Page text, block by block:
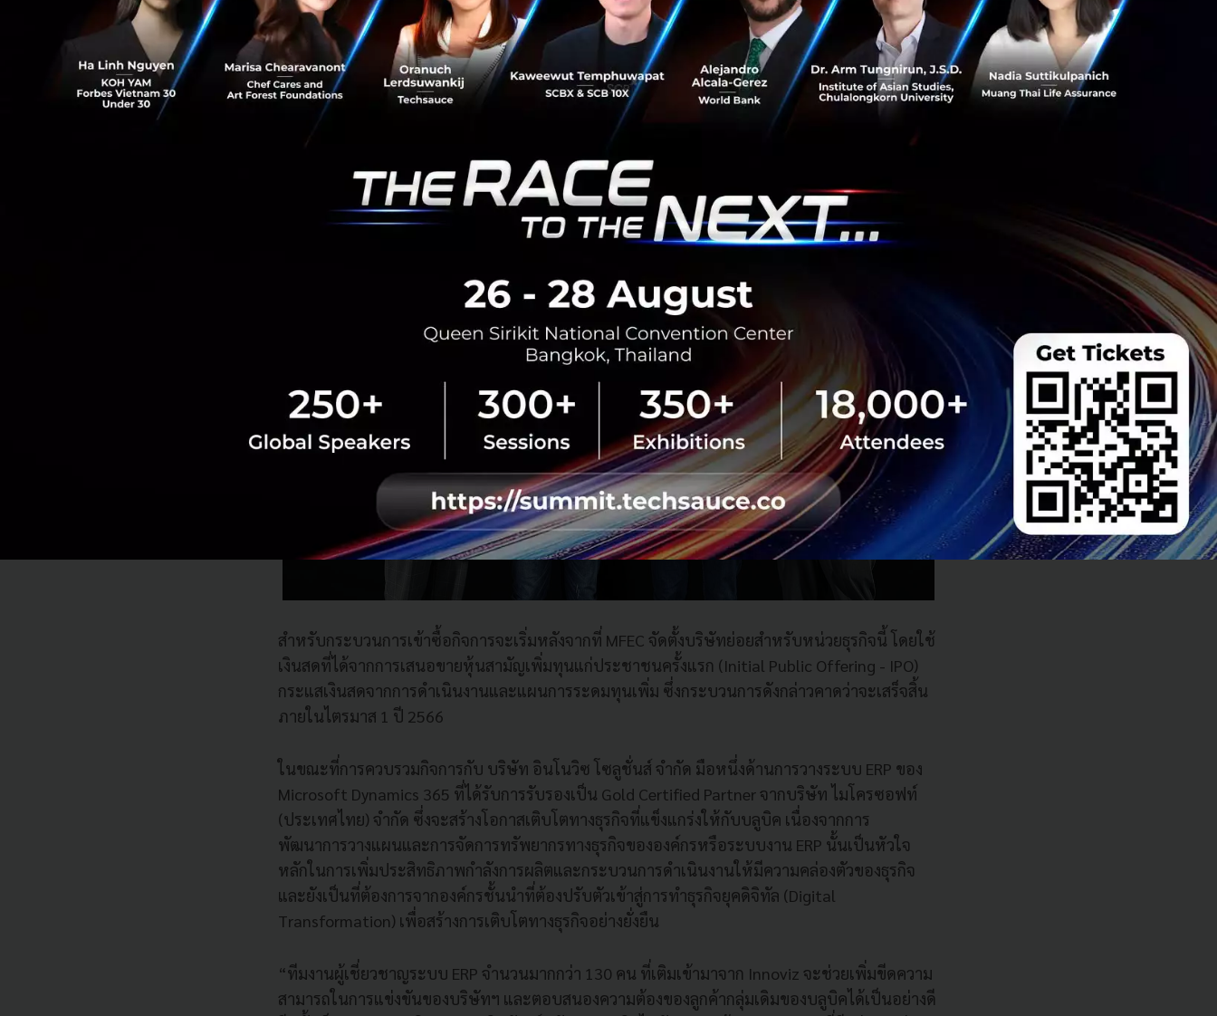
นอกจากนี้ยังมีความเชี่ยวชาญด้านอื่นๆ ดังต่อไปนี้ 1) พัฒนาแอปพลิเคชันทั้งในรูปแบบ Mobile
Application, Web Application, Desktop และบล็อกเชน 2) การจัดการ Application Programming
Interface - API 3) การออกแบบเว็บไซต์หรือแอปพลิเคชันและฟังก์ชันพื้นฐานในการใช้งาน (UX/UI
Design) 4) การประกันคุณภาพซอฟต์แวร์ (Software Quality Assurance) 5) การให้บริการหลังการ
สำหรับกระบวนการเข้าซื้อกิจการจะเริ่มหลังจากที่ MFEC จัดตั้งบริษัทย่อยสำหรับหน่วยธุรกิจนี้ โดยใช้
เงินสดที่ได้จากการเสนอขายหุ้นสามัญเพิ่มทุนแก่ประชาชนครั้งแรก (Initial Public Offering - IPO)
กระแสเงินสดจากการดำเนินงานและแผนการระดมทุนเพิ่ม ซึ่งกระบวนการดังกล่าวคาดว่าจะเสร็จสิ้น
ภายในไตรมาส 1 ปี 2566
ในขณะที่การควบรวมกิจการกับ บริษัท อินโนวิซ โซลูชั่นส์ จำกัด มือหนึ่งด้านการวางระบบ ERP ของ
Microsoft Dynamics 365 ที่ได้รับการรับรองเป็น Gold Certified Partner จากบริษัท ไมโครซอฟท์
(ประเทศไทย) จำกัด ซึ่งจะสร้างโอกาสเติบโตทางธุรกิจที่แข็งแกร่งให้กับบลูบิค เนื่องจากการ
พัฒนาการวางแผนและการจัดการทรัพยากรทางธุรกิจขององค์กรหรือระบบงาน ERP นั้นเป็นหัวใจ
หลักในการเพิ่มประสิทธิภาพกำลังการผลิตและกระบวนการดำเนินงานให้มีความคล่องตัวของธุรกิจ
และยังเป็นที่ต้องการจากองค์กรชั้นนำที่ต้องปรับตัวเข้าสู่การทำธุรกิจยุคดิจิทัล (Digital
Transformation) เพื่อสร้างการเติบโตทางธุรกิจอย่างยั่งยืน
“ทีมงานผู้เชี่ยวชาญระบบ ERP จำนวนมากกว่า 130 คน ที่เติมเข้ามาจาก Innoviz จะช่วยเพิ่มขีดความ
สามารถในการแข่งขันของบริษัทฯ และตอบสนองความต้องของลูกค้ากลุ่มเดิมของบลูบิคได้เป็นอย่างดี